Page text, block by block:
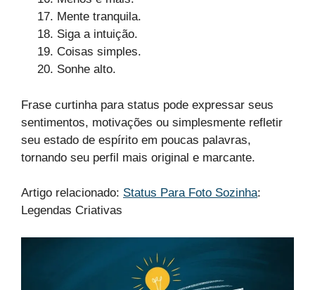
Mente tranquila.
Siga a intuição.
Coisas simples.
Sonhe alto.
Frase curtinha para status pode expressar seus
sentimentos, motivações ou simplesmente refletir
seu estado de espírito em poucas palavras,
tornando seu perfil mais original e marcante.
Artigo relacionado: Status Para Foto Sozinha:
Legendas Criativas